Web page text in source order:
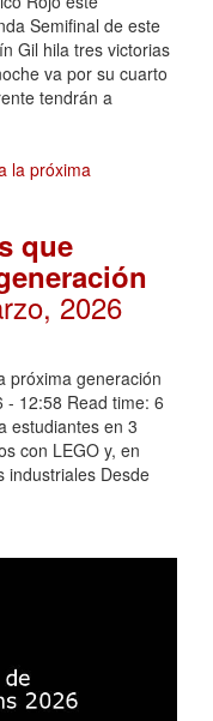
Semifinal de este
Gil hila tres victorias
va por su cuarto
tendrán a
que
2026
próxima generación
- 12:58 Read time: 6
estudiantes en 3
con LEGO y, en
industriales Desde